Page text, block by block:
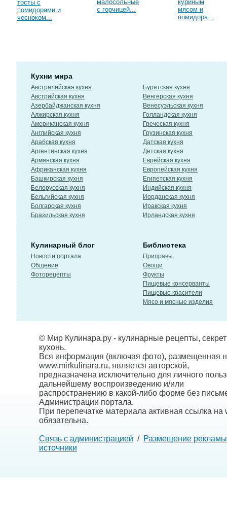
тосты с
помидорами и
чесноком...
малосольные
с горчицей...
куриным
мясом и
помидора...
Кухни мира
Австралийская кухня
Австрийская кухня
Азербайджанская кухня
Алжирская кухня
Американская кухня
Английская кухня
Арабская кухня
Аргентинская кухня
Армянская кухня
Африканская кухня
Башкирская кухня
Белорусская кухня
Бельгийская кухня
Болгарская кухня
Бразильская кухня
Бурятская кухня
Венгерская кухня
Венесуэльская кухня
Голландская кухня
Греческая кухня
Грузинская кухня
Датская кухня
Детская кухня
Еврейская кухня
Европейская кухня
Египетская кухня
Индийская кухня
Иорданская кухня
Иракская кухня
Ирландская кухня
Кулинарный блог
Новости портала
Общение
Фоторецепты
Библиотека
Приправы
Овощи
Фрукты
Пищевые консерванты
Пищевые красители
Мясо и мясные изделия
© Мир Кулинара.ру - кулинарные рецепты,
кухонь.
Вся информация (включая фото), размещенная
www.mirkulinara.ru, является авторской,
предназначена исключительно для личного
дальнейшему воспроизведению и/или
распространению в какой-либо форме без
Администрации портала.
При перепечатке материала активная ссылка на
обязательна.
Связь с администрацией / Размещение рекламы
источники